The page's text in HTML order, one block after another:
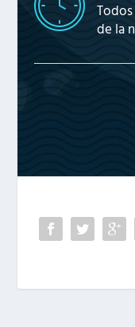
Todos
de la